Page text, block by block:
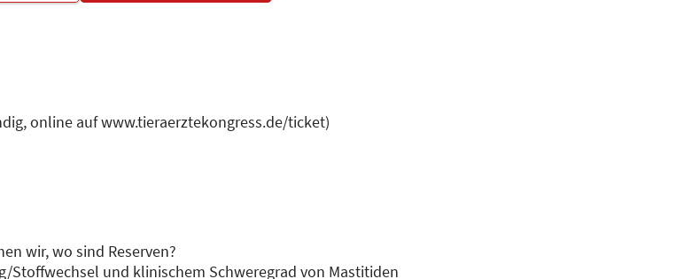
online auf www.tieraerztekongress.de/ticket)
wir, wo sind Reserven?
Stoffwechsel und klinischem Schweregrad von Mastitiden